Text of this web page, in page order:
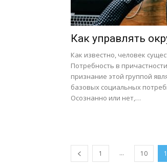
Как управлять
Как известно, человек
Потребность в
признание этой группой
базовых социальных
Осознанно или нет,…
1 … 10